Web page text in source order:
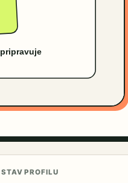
STAV PROFILU